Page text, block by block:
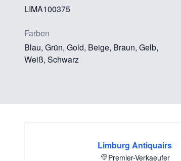
LIMA100375
Farben
Blau, Grün, Gold, Beige, Braun, Gelb,
Weiß, Schwarz
Limburg Antiquairs
Premier-Verkaeufer